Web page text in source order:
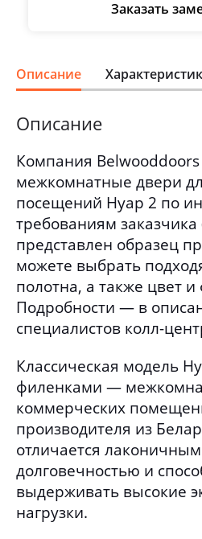
Заказать
Описание
Описание
Компания Belwooddoors
межкомнатные двери
посещений Нуар 2 по
требованиям заказчика
представлен образец
можете выбрать
полотна, а также цвет и
Подробности — в
специалистов колл-
Классическая модель
филенками —
коммерческих
производителя из
отличается
долговечностью и
выдерживать высокие
нагрузки.